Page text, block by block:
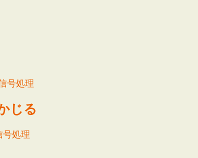
号処理
じる
号処理